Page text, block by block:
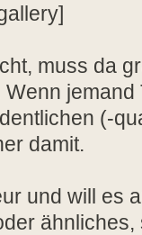
muss da
Wenn
(-
damit.
und will es